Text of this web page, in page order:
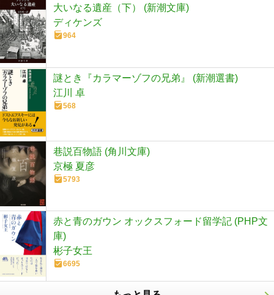
大いなる遺産（下） (新潮文庫)
ディケンズ
964
謎とき『カラマーゾフの兄弟』 (新潮選書)
江川 卓
568
巷説百物語 (角川文庫)
京極 夏彦
5793
赤と青のガウン オックスフォード留学記 (PHP文
庫)
彬子女王
6695